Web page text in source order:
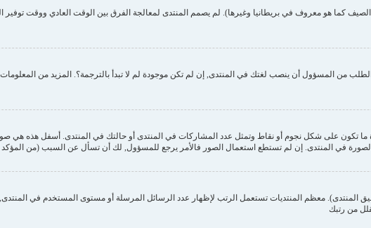
كما هو معروف في بريطانيا وغيرها). لم يصمم المنتدى لمعالجة الفرق بين الوقت العادي ووقت توفير
في المنتدى. إن لم تستطع استعمال الصور فالأمر يرجع للمسؤول, لك أن تسأل عن السبب (من المؤكد
المنتدى). معظم المنتديات تستعمل الرتب لإظهار عدد الرسائل المرسلة أو مستوى المستخدم في
من رتبك